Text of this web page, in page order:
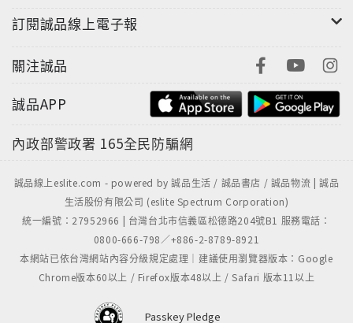
訂閱誠品線上電子報
關注誠品
誠品APP
內政部警政署 165全民防騙網
誠品線上eslite.com - powered by 誠品生活 / 誠品書店 / 誠品物流 | 誠品
生活股份有限公司 (eslite Spectrum Corporation)
統一編號：27952966 | 台灣台北市信義區松德路204號B1 服務電話：
0800-666-798／+886-2-8789-8921
本網站已依台灣網站內容分級規定處理｜建議使用瀏覽器版本：Google
Chrome版本60以上 / Firefox版本48以上 / Safari 版本11以上
Passkey Pledge